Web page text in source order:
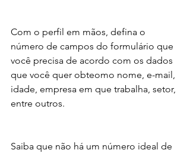
Com o perfil em mãos, defina o
número de campos do formulário que
você precisa de acordo com os dados
que você quer obteomo nome, e-mail,
idade, empresa em que trabalha, setor,
entre outros.
Saiba que não há um número ideal de